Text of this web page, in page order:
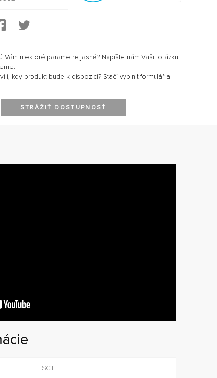
Vám niektoré parametre jasné? Napíšte nám Vašu otázku
kdy produkt bude k dispozici? Stačí vyplnit formulář a
STRÁŽIŤ DOSTUPNOSŤ
SCT